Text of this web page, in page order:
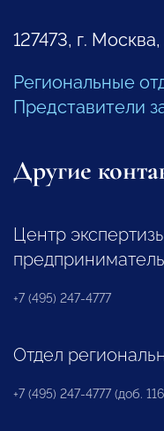
127473, г.
Региональные
Представители
Другие
Центр
+7 (495) 247-4777
Отдел
+7 (495) 247-4777 (доб.